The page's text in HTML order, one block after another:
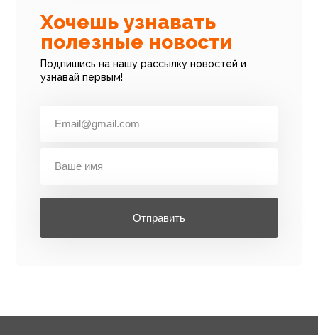
Хочешь узнавать
полезные новости
Подпишись на нашу рассылку новостей и
узнавай первым!
Отправить